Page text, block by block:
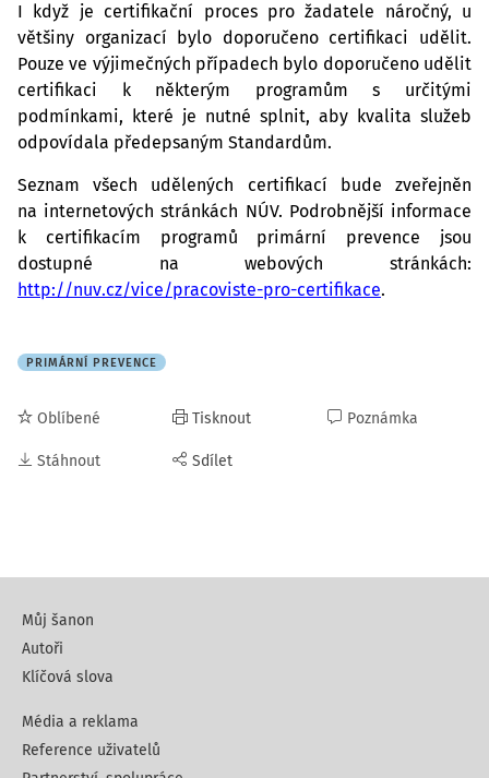
I když je certifikační proces pro žadatele náročný, u
většiny organizací bylo doporučeno certifikaci udělit.
Pouze ve výjimečných případech bylo doporučeno udělit
certifikaci k některým programům s určitými
podmínkami, které je nutné splnit, aby kvalita služeb
odpovídala předepsaným Standardům.
Seznam všech udělených certifikací bude zveřejněn
na internetových stránkách NÚV. Podrobnější informace
k certifikacím programů primární prevence jsou
http://nuv.cz/vice/pracoviste-pro-certifikace.
PRIMÁRNÍ PREVENCE
Oblíbené
Stáhnout
Tisknout
Sdílet
Poznámka
Můj šanon
Autoři
Klíčová slova
Média a reklama
Reference uživatelů